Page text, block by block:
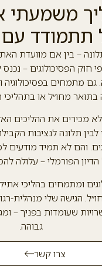
משמעתי
תתמודד
– בין אם מוועדת
חוק הפסיכולוגים –
מתמחים בפסיכולוגיה
מחו״ל או
לא מכירים את ההליכים
תלונה לנציבות
והם לא תמיד מודעים
הפורמלי – עלולה
ומתמחים בהליכי
הגישה שלי מנהלית-
שעומדות בפניך –
גבוהה.
צרו קשר